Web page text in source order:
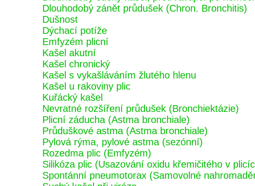
Dlouhodobý zánět průdušek (Chron. Bronchitis)
Dušnost
Dýchací potíže
Emfyzém plicní
Kašel akutní
Kašel chronický
Kašel s vykašláváním žlutého hlenu
Kašel u rakoviny plic
Kuřácký kašel
Nevratné rozšíření průdušek (Bronchiektázie)
Plicní záducha (Astma bronchiale)
Průduškové astma (Astma bronchiale)
Pylová rýma, pylové astma (sezónní)
Rozedma plic (Emfyzém)
Silikóza plic (Usazování oxidu křemičitého v
Spontánní pneumotorax (Samovolné